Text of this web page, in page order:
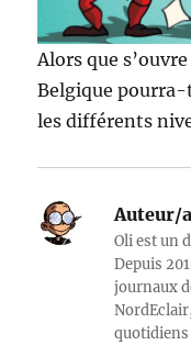
Alors que
Belgique
les différents
Auteur/
Oli est un
Depuis
journaux